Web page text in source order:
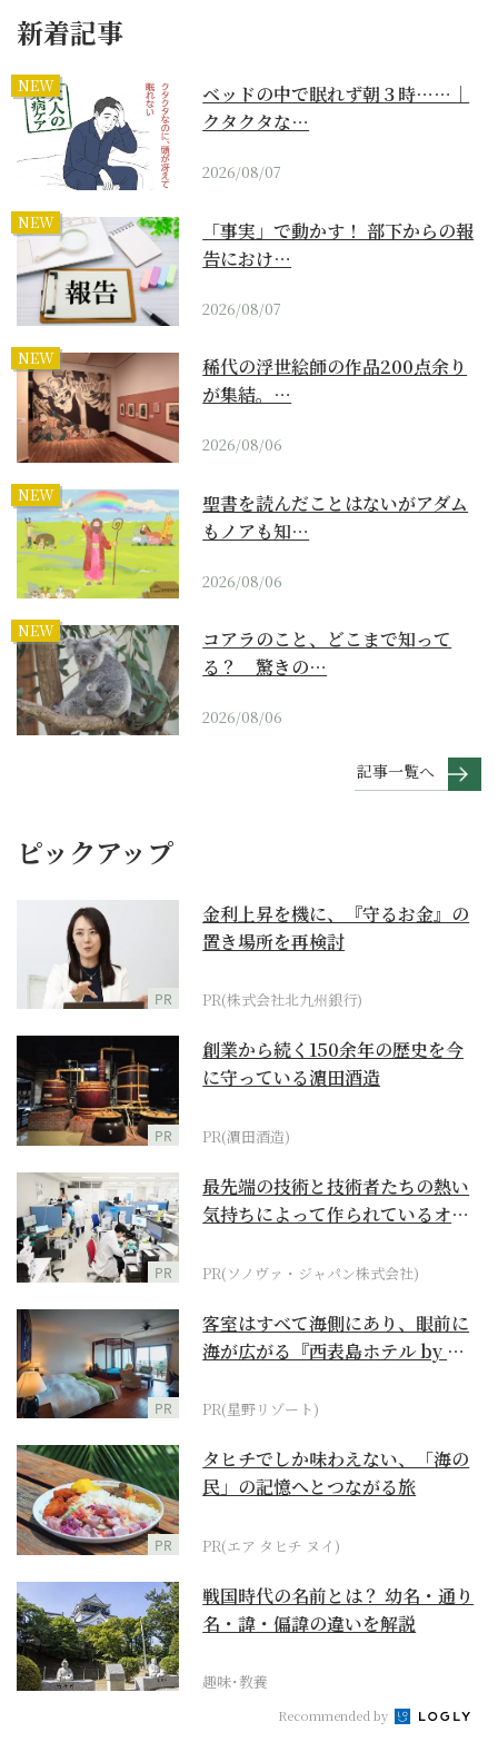
新着記事
NEW
ベッドの中で眠れず朝３時……｜
クタクタな…
2026/08/07
NEW
「事実」で動かす！ 部下からの報
告におけ…
2026/08/07
NEW
稀代の浮世絵師の作品200点余り
が集結。…
2026/08/06
NEW
聖書を読んだことはないがアダム
もノアも知…
2026/08/06
NEW
コアラのこと、どこまで知って
る？ 驚きの…
2026/08/06
記事一覧へ
ピックアップ
PR
金利上昇を機に、『守るお金』の
置き場所を再検討
PR(株式会社北九州銀行)
PR
創業から続く150余年の歴史を今
に守っている濵田酒造
PR(濵田酒造)
PR
最先端の技術と技術者たちの熱い
気持ちによって作られているオー
PR(ソノヴァ・ジャパン株式会社)
PR
客室はすべて海側にあり、眼前に
海が広がる『西表島ホテル by 星
PR(星野リゾート)
PR
タヒチでしか味わえない、「海の
民」の記憶へとつながる旅
PR(エア タヒチ ヌイ)
戦国時代の名前とは？ 幼名・通り
名・諱・偏諱の違いを解説
趣味･教養
Recommended by